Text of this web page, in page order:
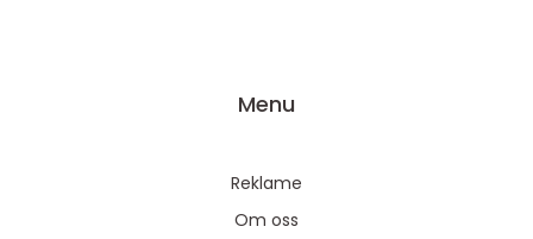
Menu
Reklame
Om oss